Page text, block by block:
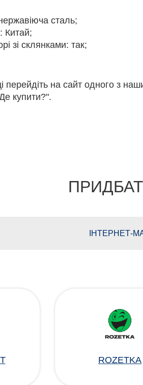
сталь;
Китай;
зі склянками: так;
перейдіть на сайт одного з
купити?".
ІНТЕРНЕТ-
ROZETKA